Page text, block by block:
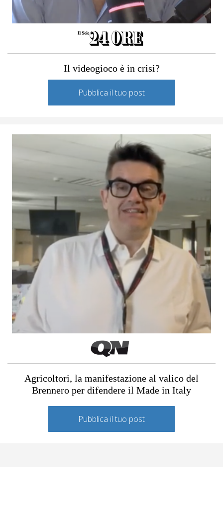
Il videogioco è in crisi?
Pubblica il tuo post
Agricoltori, la manifestazione al valico del
Brennero per difendere il Made in Italy
Pubblica il tuo post